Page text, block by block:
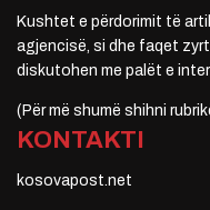
Kushtet e përdorimit të
agjencisë, si dhe faqet
diskutohen me palët e
(Për më shumë shihni
KONTAKTI
kosovapost.net